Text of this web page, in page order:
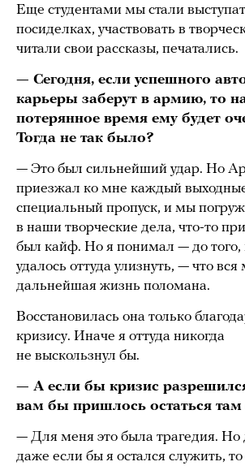
Еще студентами мы стали
посиделках, участвовать в
читали свои рассказы, печатались.
— Сегодня, если успешного
карьеры заберут в армию, то
потерянное время ему будет
Тогда не так было?
— Это был сильнейший удар. Но
приезжал ко мне каждый
специальный пропуск, и мы
в наши творческие дела, что-то
был кайф. Но я понимал — до того,
удалось оттуда улизнуть, — что вся
дальнейшая жизнь поломана.
Восстановилась она только
кризису. Иначе я оттуда никогда
не выскользнул бы.
— А если бы кризис
вам бы пришлось остаться там
— Для меня это была трагедия. Но
даже если бы я остался служить,